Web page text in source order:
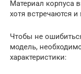
Материал корпуса
хотя встречаются
Чтобы не
модель,
характеристики: